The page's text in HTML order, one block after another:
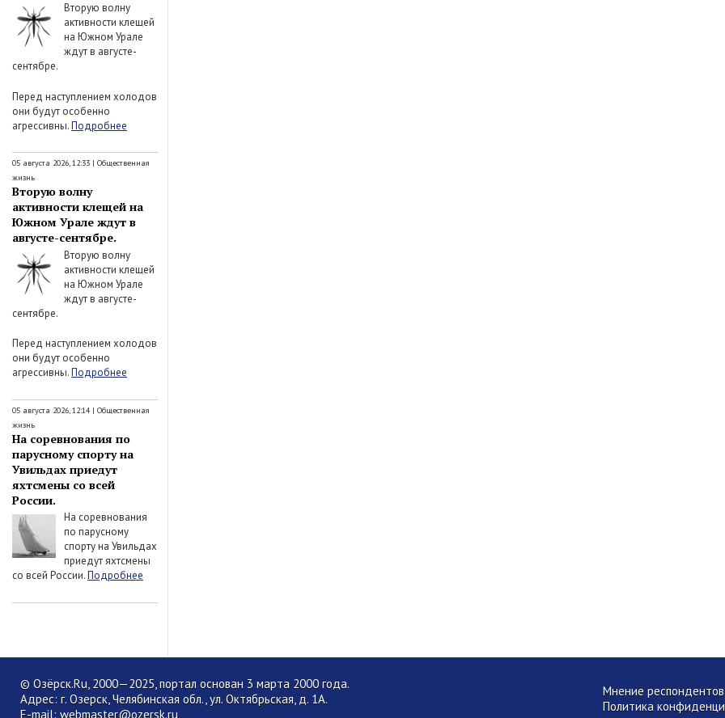
Вторую волну
активности клещей
на Южном Урале
ждут в августе-
сентябре.
Перед наступлением холодов
они будут особенно
агрессивны.Подробнее
05 августа 2026, 12:33 | Общественная
жизнь
Вторую волну
активности клещей на
Южном Урале ждут в
августе-сентябре.
Вторую волну
активности клещей
на Южном Урале
ждут в августе-
сентябре.
Перед наступлением холодов
они будут особенно
агрессивны.Подробнее
05 августа 2026, 12:14 | Общественная
жизнь
На соревнования по
парусному спорту на
Увильдах приедут
яхтсмены со всей
России.
На соревнования
по парусному
спорту на Увильдах
приедут яхтсмены
со всей России.Подробнее
© Озёрск.Ru, 2000—2025, портал основан 3 марта 2000 года.
Адрес: г. Озерск, Челябинская обл., ул. Октябрьская, д. 1А.
E-mail: webmaster@ozersk.ru
Мнение
Политика